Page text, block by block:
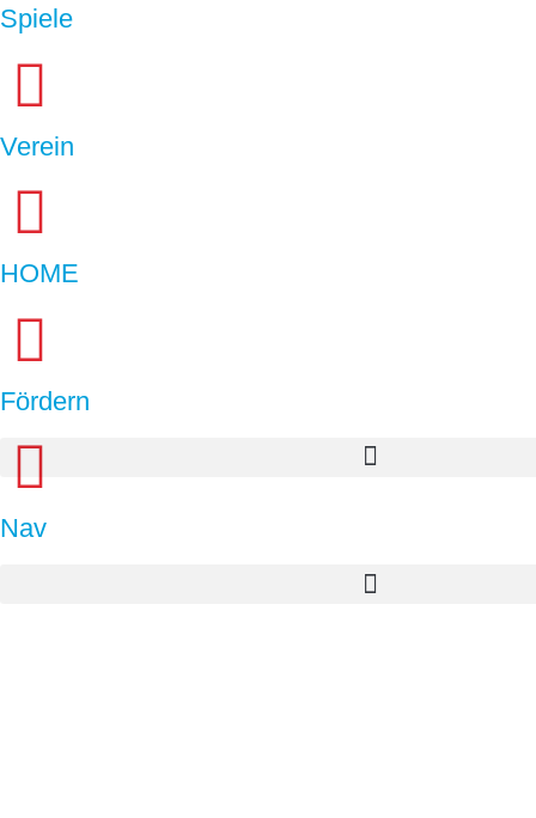
Spiele
Verein
HOME
Fördern
Nav